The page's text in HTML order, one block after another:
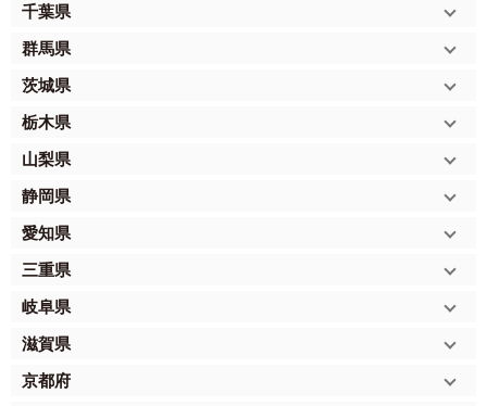
千葉県
群馬県
茨城県
栃木県
山梨県
静岡県
愛知県
三重県
岐阜県
滋賀県
京都府